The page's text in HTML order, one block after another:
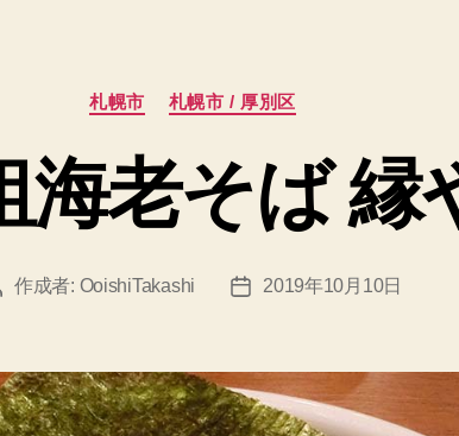
カ
テ
リ
ー
札幌市 札幌市 / 厚別区
海老そば 縁
作成者: OoishiTakashi
投
2019年10月10日